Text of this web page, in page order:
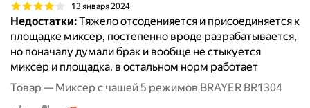
13 января 2024
Недостатки:Тяжело отсоденияется и присоединяется к
площадке миксер, постепенно вроде разрабатывается,
но поначалу думали брак и вообще не стыкуется
миксер и площадка. в остальном норм работает
Товар — Миксер с чашей 5 режимов BRAYER BR1304